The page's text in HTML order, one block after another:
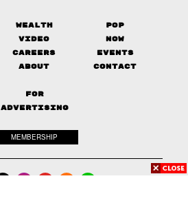
Wealth
Pop
Video
Now
Careers
Events
About Contact
FOR
ADVERTISING
MEMBERSHIP